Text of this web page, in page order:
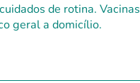
de rotina.
geral a domicílio.